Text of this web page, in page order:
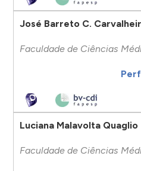
José Barreto C.
Faculdade de Ciências
Luciana Malavolta Quaglio
Faculdade de Ciências